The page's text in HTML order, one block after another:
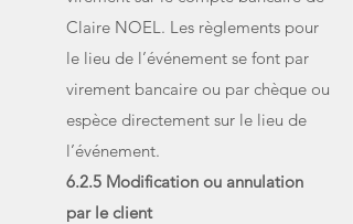
Claire NOEL. Les règlements pour
le lieu de l’événement se font par
virement bancaire ou par chèque ou
espèce directement sur le lieu de
l’événement.
6.2.5 Modification ou annulation
par le client